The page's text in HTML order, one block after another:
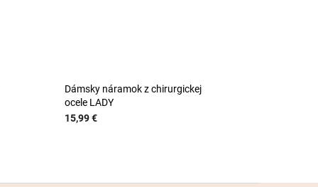
Dámsky náramok z chirurgickej
ocele LADY
15,99 €